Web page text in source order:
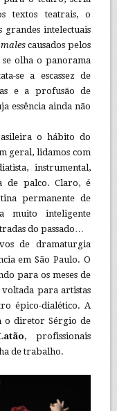
textos teatrais, o
grandes intelectuais
malescausados pelos
olha o panorama
se a escassez de
e a profusão de
essência ainda não
o hábito do
geral, lidamos com
instrumental,
de palco. Claro, é
permanente de
muito inteligente
do passado…
de dramaturgia
em São Paulo. O
para os meses de
para artistas
épico-dialético. A
o diretor Sérgio de
, profissionais
de trabalho.